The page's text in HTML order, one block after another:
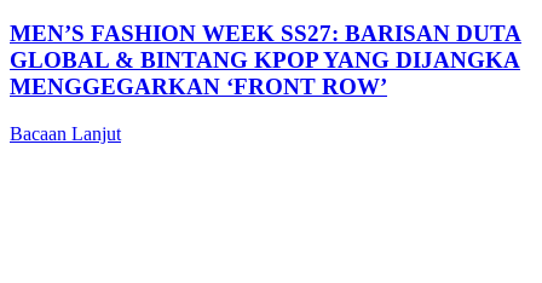
MEN’S FASHION WEEK SS27: BARISAN DUTA
GLOBAL & BINTANG KPOP YANG DIJANGKA
MENGGEGARKAN ‘FRONT ROW’
Bacaan Lanjut